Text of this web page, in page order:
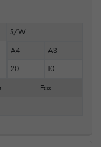
S/W
A4 A3
20 10
Fax